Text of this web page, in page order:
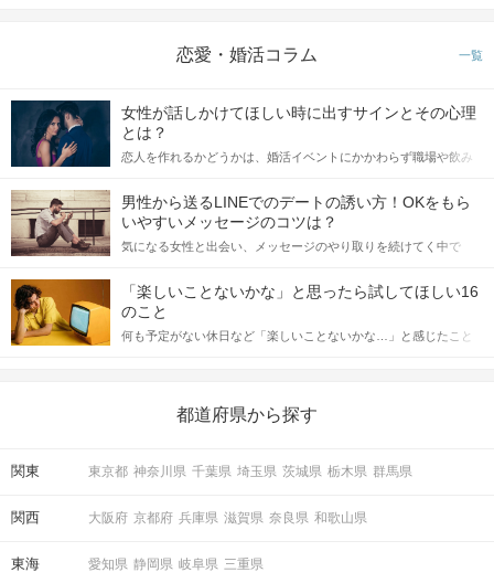
恋愛・婚活コラム 一覧
女性が話しかけてほしい時に出すサインとその心理
とは？
恋人を作れるかどうかは、婚活イベントにかかわらず職場や飲み
てアプローチできるかにも左右されます。 これから恋人作りを本
格的に始めようとしている方は、女性が異性を求めて出すサイン
をしっかりと理解し、正しい行動に移せるかどうかが重要。 この
記事では、女性が話しかけて欲しい時に出すサインとその心理を
合にどのような行動に繋げるべきかをご紹介していきます。
男性から送るLINEでのデートの誘い方！OKをもら
いやすいメッセージのコツは？
気になる女性と出会い、メッセージのやり取りを続けてく中で
しかし、中には「どう誘ったらいいの？」とお困りの男性もいら
っしゃるのではないでしょうか。 そこで今回は、男性から女性へ
送るLINEでのデートの誘い方のコツをご紹介します。例文も混じ
えながら解説するので、ぜひ参考にしてください。
「楽しいことないかな」と思ったら試してほしい16
のこと
何も予定がない休日など「楽しいことないかな…」と感じたこと
の楽しいことアイデアを集めました♪ いままさに楽しいことを探し
都道府県から探す
関東 東京都 神奈川県 千葉県 埼玉県 茨城県 栃木県 群馬県
関西 大阪府 京都府 兵庫県 滋賀県 奈良県 和歌山県
東海 愛知県 静岡県 岐阜県 三重県